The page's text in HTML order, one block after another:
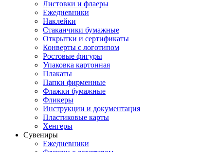
Листовки и флаеры
Ежедневники
Наклейки
Стаканчики бумажные
Открытки и сертификаты
Конверты с логотипом
Ростовые фигуры
Упаковка картонная
Плакаты
Папки фирменные
Флажки бумажные
Фликеры
Инструкции и документация
Пластиковые карты
Хенгеры
Сувениры
Ежедневники